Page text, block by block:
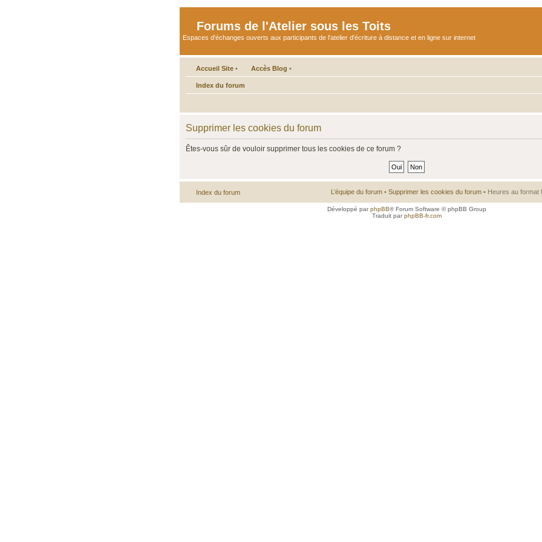
Forums de l'Atelier sous les Toits
Espaces d'échanges ouverts aux participants de l'atelier d'écriture à distance et en ligne sur internet
Accueil Site • Accès Blog •
Index du forum
Supprimer les cookies du forum
Êtes-vous sûr de vouloir supprimer tous les cookies de ce forum ?
Index du forum L’équipe du forum • Supprimer les cookies du forum • Heures au format
Développé parphpBB® Forum Software © phpBB Group
Traduit parphpBB-fr.com